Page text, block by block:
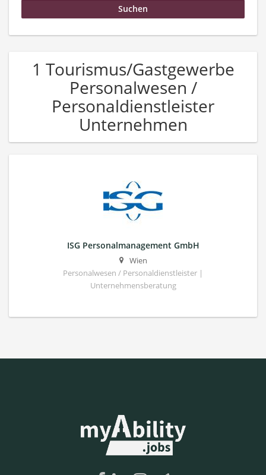
1 Tourismus/Gastgewerbe
Personalwesen /
Personaldienstleister
Unternehmen
ISG Personalmanagement GmbH
Wien
Personalwesen / Personaldienstleister |
Unternehmensberatung